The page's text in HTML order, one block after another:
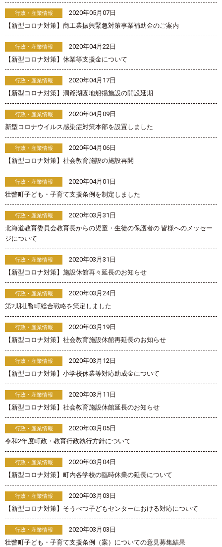
行政・産業情報
2020年05月07日
【新型コロナ対策】商工業振興緊急対策事業補助金のご案内
行政・産業情報
2020年04月22日
【新型コロナ対策】休業等支援金について
行政・産業情報
2020年04月17日
【新型コロナ対策】洞爺湖園地船揚施設の開設延期
行政・産業情報
2020年04月09日
新型コロナウイルス感染症対策本部を設置しました
行政・産業情報
2020年04月06日
【新型コロナ対策】社会教育施設の施設再開
行政・産業情報
2020年04月01日
壮瞥町子ども・子育て支援条例を制定しました
行政・産業情報
2020年03月31日
北海道教育委員会教育長からの児童・生徒の保護者の 皆様へのメッセー
ジについて
行政・産業情報
2020年03月31日
【新型コロナ対策】施設休館再々延長のお知らせ
行政・産業情報
2020年03月24日
第2期壮瞥町総合戦略を策定しました
行政・産業情報
2020年03月19日
【新型コロナ対策】社会教育施設休館再延長のお知らせ
行政・産業情報
2020年03月12日
【新型コロナ対策】小学校休業等対応助成金について
行政・産業情報
2020年03月11日
【新型コロナ対策】社会教育施設休館延長のお知らせ
行政・産業情報
2020年03月05日
令和2年度町政・教育行政執行方針について
行政・産業情報
2020年03月04日
【新型コロナ対策】町内各学校の臨時休業の延長について
行政・産業情報
2020年03月03日
【新型コロナ対策】そうべつ子どもセンターにおける対応について
行政・産業情報
2020年03月03日
壮瞥町子ども・子育て支援条例（案）についての意見募集結果